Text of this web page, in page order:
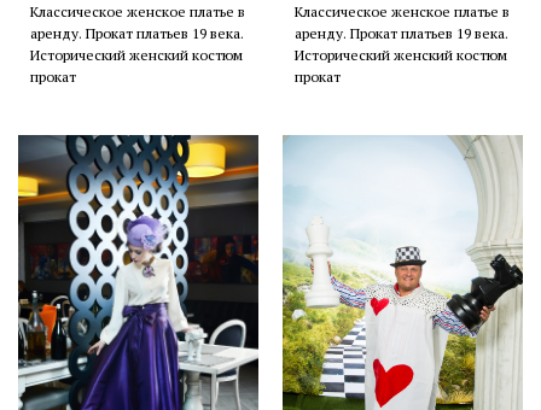
Классическое женское платье в
аренду. Прокат платьев 19 века.
Исторический женский костюм
прокат
Классическое женское платье в
аренду. Прокат платьев 19 века.
Исторический женский костюм
прокат